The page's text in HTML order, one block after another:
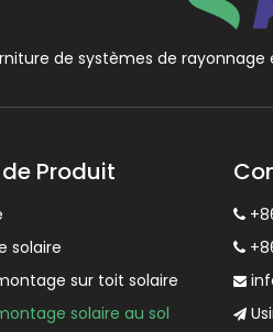
de systèmes de
Produit
solaire
sur toit solaire
solaire au sol



